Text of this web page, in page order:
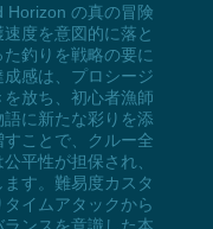
Horizon の真の冒険
度を意図的に落と
釣りを戦略の要に
感は、プロシージ
放ち、初心者漁師
に新たな彩りを添
ことで、クルー全
平性が担保され、
す。難易度カスタ
イムアタックから
ンスを意識した本